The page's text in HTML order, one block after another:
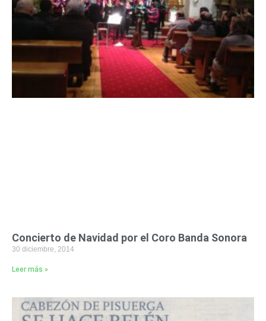
Concierto de Navidad por el Coro Banda Sonora
30 diciembre, 2014
Leer más »